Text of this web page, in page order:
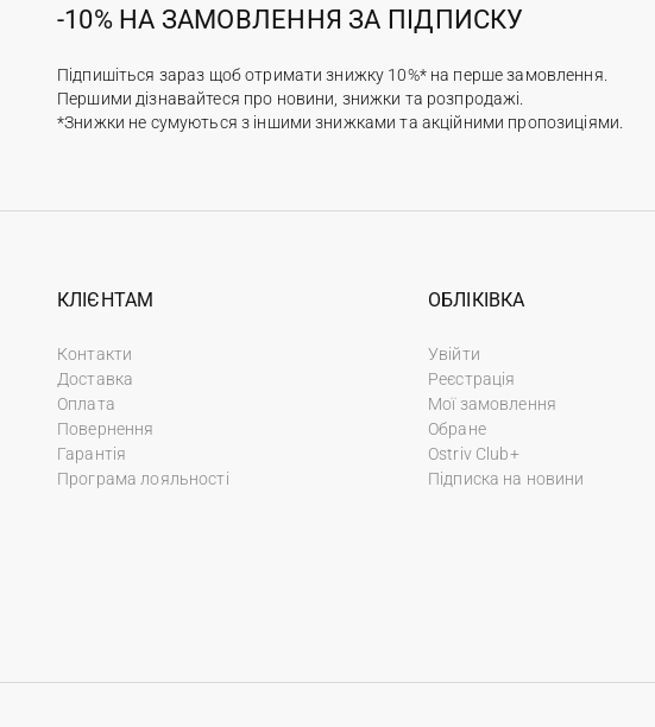
-10% НА ЗАМОВЛЕННЯ ЗА ПІДПИСКУ
Підпишіться зараз щоб отримати знижку 10%* на перше замовлення.
Першими дізнавайтеся про новини, знижки та розпродажі.
*Знижки не сумуються з іншими знижками та акційними пропозиціями.
КЛІЄНТАМ
Контакти
Доставка
Оплата
Повернення
Гарантія
Програма лояльності
ОБЛІКІВКА
Увійти
Реєстрація
Мої замовлення
Обране
Ostriv Club+
Підписка на новини